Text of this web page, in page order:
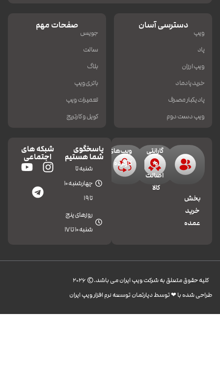
دسترسی آسان
ویپ
پاد
ویپ ارزان
خرید پادماد
پاد یکبار مصرف
ویپ دست دوم
صفحات مهم
جویس
سالت
بلاگ
باتری ویپ
تعمیرات ویپ
کویل و کارتریج
بخش
خرید
عمده
گارانتی
و
اصالت
کالا
ویپ‌های
کارکرده
پاسخگوی
شما هستیم
شنبه تا
چهارشنبه 10
تا 19
روزهای پنج
شنبه 10 تا 17
شبکه های
اجتماعی
کليه حقوق متعلق به شرکت ویپ ایران می باشد.© 2026
طراحی شده با ❤︎ توسط دپارتمان توسعه نرم افزار ویپ ایران